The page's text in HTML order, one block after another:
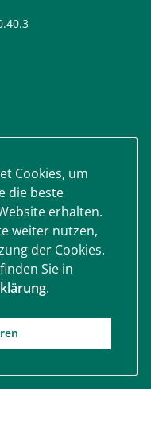
Cookies, um
die beste
erhalten.
weiter nutzen,
der Cookies.
Sie in
.
–management e.
V.
e. V.